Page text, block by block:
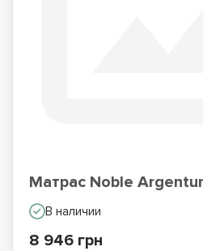
Матрас Noble
В наличии
8 946 грн